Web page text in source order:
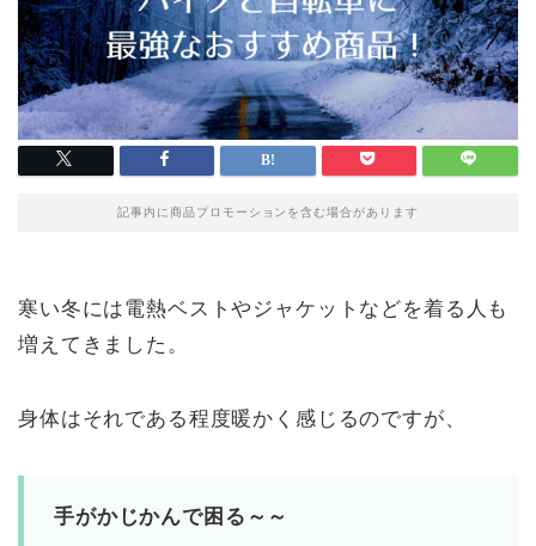
記事内に商品プロモーションを含む場合があります
寒い冬には電熱ベストやジャケットなどを着る人も
増えてきました。
身体はそれである程度暖かく感じるのですが、
手がかじかんで困る～～